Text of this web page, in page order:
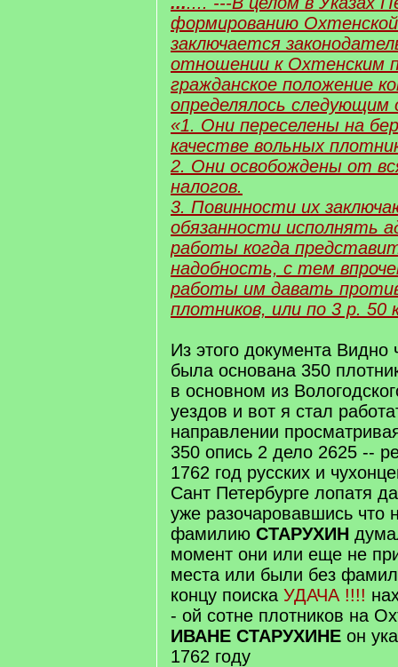
формированию
заключается
отношении к Охтенским
гражданское положение
определялось следующим
«1. Они переселены на
качестве вольных
2. Они освобождены от
налогов.
3. Повинности их
обязанности исполнять
работы когда
надобность, с тем
работы им давать
плотников, или по 3 р. 50
Из этого документа
была основана 350
в основном из
уездов и вот я стал
направлении
350 опись 2 дело 2625 --
1762 год русских и
Сант Петербурге лопатя
уже разочаровавшись что
фамилию СТАРУХИН
момент они или еще не
места или были без
концу поиска УДАЧА !!!!
- ой сотне плотников на
ИВАНЕ СТАРУХИНЕ он
1762 году